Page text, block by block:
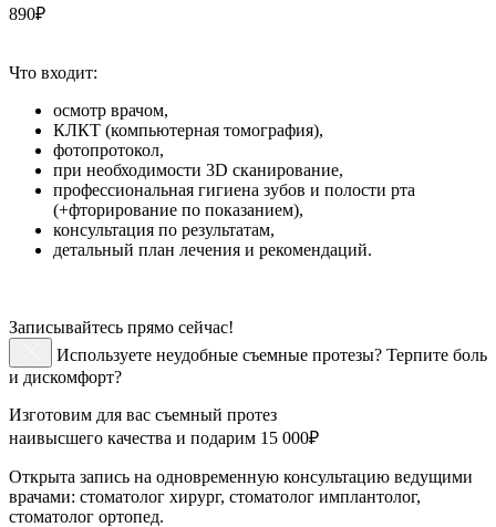
890₽
Что входит:
осмотр врачом,
КЛКТ (компьютерная томография),
фотопротокол,
при необходимости 3D сканирование,
профессиональная гигиена зубов и полости рта
(+фторирование по показанием),
консультация по результатам,
детальный план лечения и рекомендаций.
Записывайтесь прямо сейчас!
Используете неудобные съемные протезы? Терпите боль
и дискомфорт?
Изготовим для вас съемный протез
наивысшего качества и подарим 15 000₽
Открыта запись на одновременную консультацию ведущими
врачами: стоматолог хирург, стоматолог имплантолог,
стоматолог ортопед.